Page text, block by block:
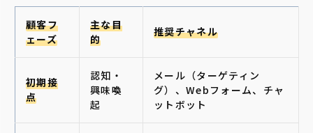
顧客フ
ェーズ
主な目
的
推奨チャネル
初期接
点
認知・
興味喚
起
メール（ターゲティン
グ）、Webフォーム、チャ
ットボット